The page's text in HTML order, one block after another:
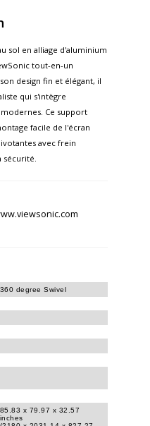
sol en alliage d'aluminium
tout-en-un
son design fin et élégant, il
qui s'intègre
Ce support
facile de l'écran
avec frein
360 degree Swivel
85.83 x 79.97 x 32.57
inches